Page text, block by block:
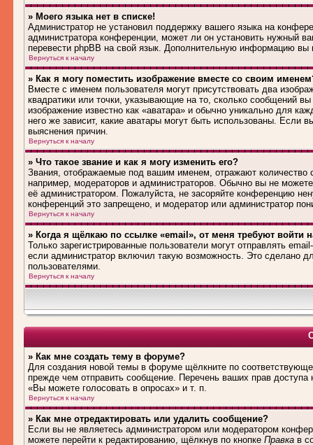
» Моего языка нет в списке!
Администратор не установил поддержку вашего языка на
администратора конференции, может ли он установить нужный
перевести phpBB на свой язык. Дополнительную информацию вы
Вернуться к началу
» Как я могу поместить изображение вместе со своим
Вместе с именем пользователя могут присутствовать два
квадратики или точки, указывающие на то, сколько сообщений
изображение известно как «аватара» и обычно уникально для
него же зависит, какие аватары могут быть использованы. Если
выяснения причин.
Вернуться к началу
» Что такое звание и как я могу изменить его?
Звания, отображаемые под вашим именем, отражают
например, модераторов и администраторов. Обычно вы не
её администратором. Пожалуйста, не засоряйте конференцию
конференций это запрещено, и модератор или администратор
Вернуться к началу
» Когда я щёлкаю по ссылке «email», от меня требуют войти
Только зарегистрированные пользователи могут отправлять
если администратор включил такую возможность. Это сделано
пользователями.
Вернуться к началу
» Как мне создать тему в форуме?
Для создания новой темы в форуме щёлкните по
прежде чем отправить сообщение. Перечень ваших прав
«Вы можете голосовать в опросах» и т. п.
Вернуться к началу
» Как мне отредактировать или удалить сообщение?
Если вы не являетесь администратором или модератором
можете перейти к редактированию, щёлкнув по кнопке Правка в